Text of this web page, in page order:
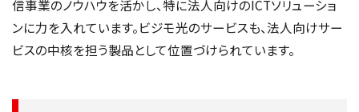
信事業のノウハウを活かし、特に法人向けのICTソリューショ
ンに力を入れています。ビジモ光のサービスも、法人向けサー
ビスの中核を担う製品として位置づけられています。